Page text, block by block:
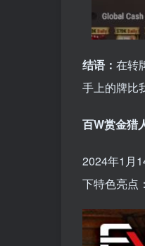
结语： 在转
手上的牌比
百W赏金
2024年1月
下特色亮点：